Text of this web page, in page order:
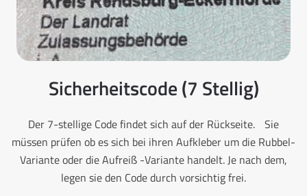
Sicherheitscode (7 Stellig)
Der 7-stellige Code findet sich auf der Rückseite. Sie
müssen prüfen ob es sich bei ihren Aufkleber um die Rubbel-
Variante oder die Aufreiß -Variante handelt. Je nach dem,
legen sie den Code durch vorsichtig frei.